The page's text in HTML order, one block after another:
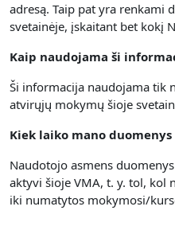
adresą. Taip pat yra renkami
svetainėje, įskaitant bet kokį
Kaip naudojama ši
Ši informacija naudojama tik
atvirųjų mokymų šioje
Kiek laiko mano duomenys
Naudotojo asmens
aktyvi šioje VMA, t. y. tol, kol
iki numatytos mokymosi/